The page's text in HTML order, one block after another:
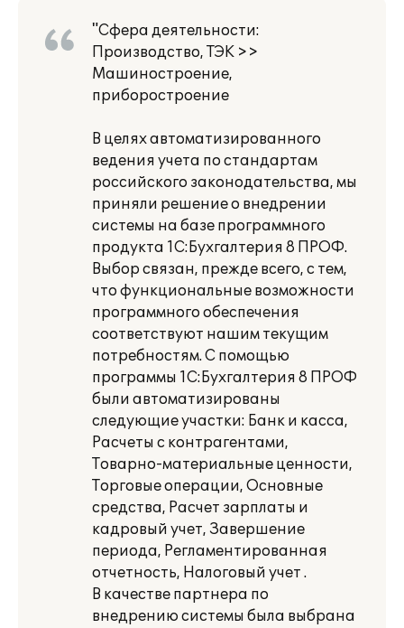
"Сфера деятельности:
Производство, ТЭК >>
Машиностроение,
приборостроение
В целях автоматизированного
ведения учета по стандартам
российского законодательства, мы
приняли решение о внедрении
системы на базе программного
продукта 1С:Бухгалтерия 8 ПРОФ.
Выбор связан, прежде всего, с тем,
что функциональные возможности
программного обеспечения
соответствуют нашим текущим
потребностям. С помощью
программы 1С:Бухгалтерия 8 ПРОФ
были автоматизированы
следующие участки: Банк и касса,
Расчеты с контрагентами,
Товарно-материальные ценности,
Торговые операции, Основные
средства, Расчет зарплаты и
кадровый учет, Завершение
периода, Регламентированная
отчетность, Налоговый учет .
В качестве партнера по
внедрению системы была выбрана